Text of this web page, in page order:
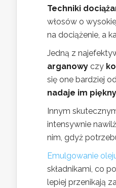
Techniki
włosów o
na dociążenie, a
Jedną z
arganowy czy
się one bardziej
nadaje im
Innym
intensywnie
nim, gdyż
Emulgowanie
składnikami, co
lepiej przenikają